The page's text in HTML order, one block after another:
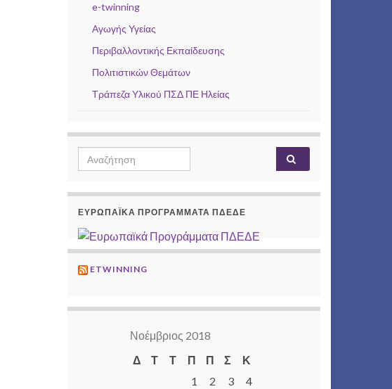
e-twinning
Αγωγής Υγείας
Περιβαλλοντικής Εκπαίδευσης
Πολιτιστικών Θεμάτων
Τράπεζα Υλικού ΠΣΔ ΠΕ Ηλείας
Search
for:
ΕΥΡΩΠΑΪΚΆ ΠΡΟΓΡΆΜΜΑΤΑ ΠΔΕΔΕ
ETWINNING
Νοέμβριος 2018
Δ
Τ Τ Π Π Σ
Κ
1
2 3
4